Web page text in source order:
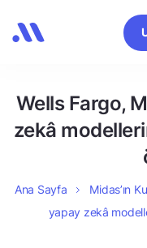
Wells Fargo,
zekâ
Ana Sayfa Midas’ın
yapay zekâ